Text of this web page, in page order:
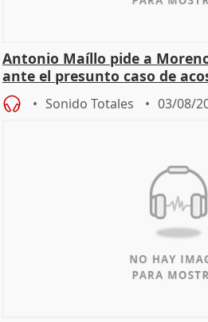
Antonio Maíllo pide a
ante el presunto caso de
Sonido Totales 03/08/